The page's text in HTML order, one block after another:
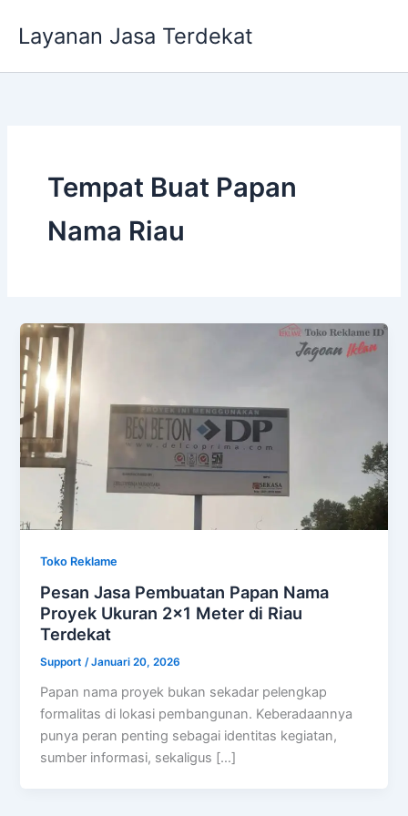
Layanan Jasa Terdekat
Tempat Buat Papan
Nama Riau
Toko Reklame
Pesan Jasa Pembuatan Papan Nama
Proyek Ukuran 2×1 Meter di Riau
Terdekat
Support/Januari 20, 2026
Papan nama proyek bukan sekadar pelengkap
formalitas di lokasi pembangunan. Keberadaannya
punya peran penting sebagai identitas kegiatan,
sumber informasi, sekaligus […]